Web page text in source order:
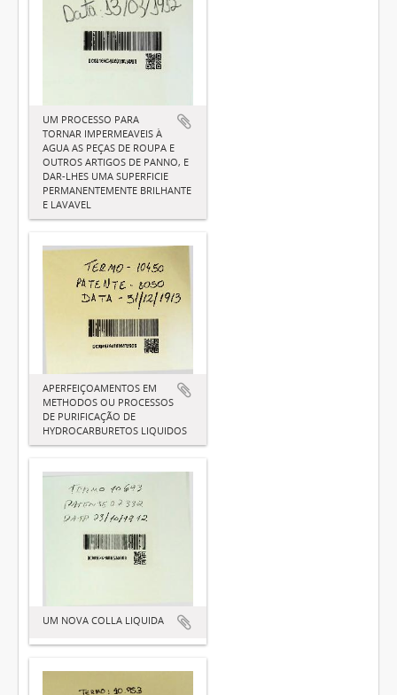
UM PROCESSO PARA
TORNAR IMPERMEAVEIS À
AGUA AS PEÇAS DE ROUPA E
OUTROS ARTIGOS DE PANNO, E
DAR-LHES UMA SUPERFICIE
PERMANENTEMENTE BRILHANTE
E LAVAVEL
APERFEIÇOAMENTOS EM
METHODOS OU PROCESSOS
DE PURIFICAÇÃO DE
HYDROCARBURETOS LIQUIDOS
UM NOVA COLLA LIQUIDA